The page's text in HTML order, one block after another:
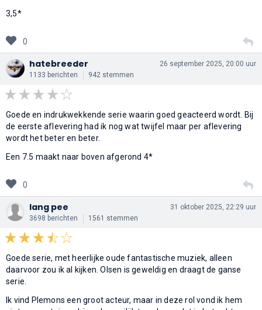
3,5*
0
hatebreeder
1133 berichten 942 stemmen
26 september 2025, 20:00 uur
Goede en indrukwekkende serie waarin goed geacteerd wordt. Bij
de eerste aflevering had ik nog wat twijfel maar per aflevering
wordt het beter en beter.
Een 7.5 maakt naar boven afgerond 4*
0
lang pee
3698 berichten 1561 stemmen
31 oktober 2025, 22:29 uur
Goede serie, met heerlijke oude fantastische muziek, alleen
daarvoor zou ik al kijken. Olsen is geweldig en draagt de ganse
serie.
Ik vind Plemons een groot acteur, maar in deze rol vond ik hem